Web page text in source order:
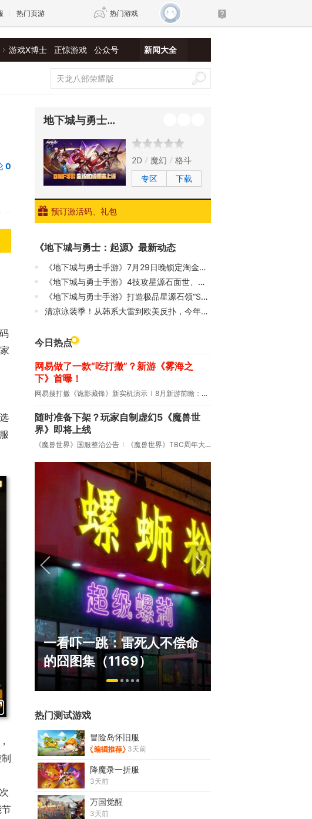
热门页游 热门游戏
王权与自由 诛仙世界 新仙侠5
游戏X博士 正惊游戏 公众号 新闻大全
0
地下城与勇士：起源
2D 魔幻
格斗
专区
下载
预订激活码、礼包
《地下城与勇士：起源》最新动态
《地下城与勇士手游》7月29日晚锁定淘金狂欢夜！直播间送现金、夏日套、战令、黑钻等好礼
《地下城与勇士手游》4技攻星源石面世、夏日泳装OOTD、殿堂求赞新招数
《地下城与勇士手游》打造极品星源石领“SSS技攻王”冒险团标签，最强星源石勇士可自定义超凡标签！
清凉泳装季！从韩系大雷到欧美反扑，今年夏天大饱眼福
今日热点
网易做了一款“吃打撤”？新游《雾海之
下》首曝！
网易搜打撤《诡影藏锋》新实机演示 8月新游前瞻：《诡秘之主》领衔
随时准备下架？玩家自制虚幻5《魔兽世
界》即将上线
《魔兽世界》国服整治公告 《魔兽世界》TBC周年大更：双经典团本回归！
一看吓一跳：雷死人不偿命
的囧图集（1169）
热门测试游戏
冒险岛怀旧服
3天前
降魔录一折服
3天前
万国觉醒
3天前